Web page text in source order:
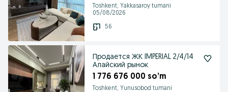
Toshkent, Yakkasaroy tumani
05/08/2026
56
Продается ЖК IMPERIAL 2/4/14
Алайский рынок
1 776 676 000 so’m
Toshkent, Yunusobod tumani